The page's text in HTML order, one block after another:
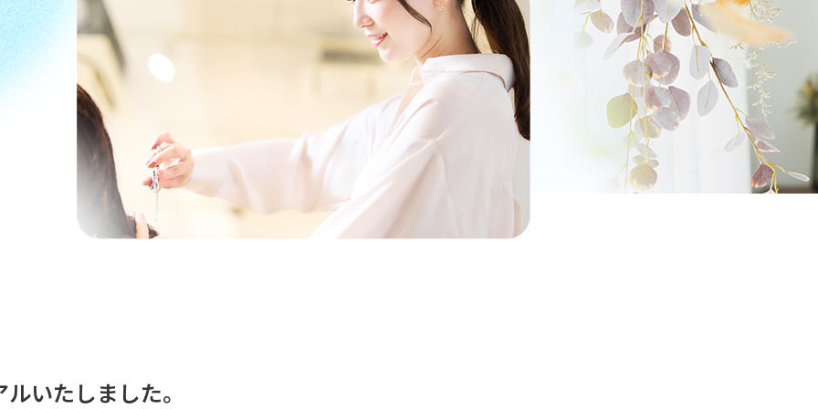
いたしました。